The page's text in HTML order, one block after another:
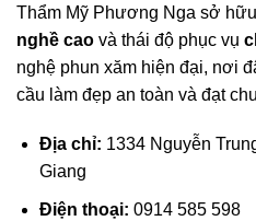
Thẩm Mỹ Phương Nga sở hữu
nghề cao và thái độ phục vụ
nghệ phun xăm hiện đại, nơi
cầu làm đẹp an toàn và đạt
Địa chỉ: 1334 Nguyễn
Giang
Điện thoại: 0914 585 598